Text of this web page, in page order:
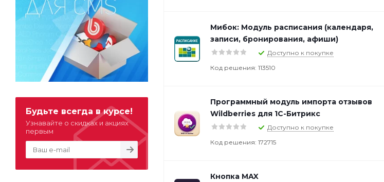
Мибок: Модуль расписания (календаря,
записи, бронирования, афиши)
Доступно к покупке
Код решения: 113510
Программный модуль импорта отзывов
Wildberries для 1С-Битрикс
Доступно к покупке
Код решения: 172715
Кнопка MAX
Будьте всегда в курсе!
Узнавайте о скидках и акциях
первым